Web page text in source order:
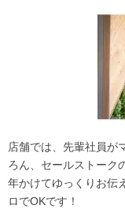
店舗では、先輩社員が
ろん、セールストーク
年かけてゆっくりお伝
ロでOKです！